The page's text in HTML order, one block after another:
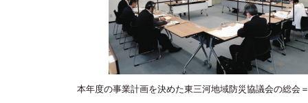
本年度の事業計画を決めた東三河地域防災協議会の総会